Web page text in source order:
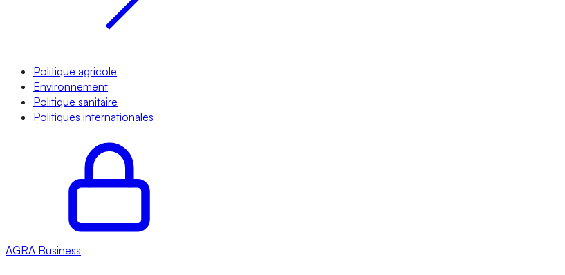
Politique agricole
Environnement
Politique sanitaire
Politiques internationales
AGRA Business